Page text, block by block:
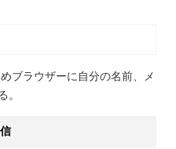
ブラウザーに自分の名前、メ
。